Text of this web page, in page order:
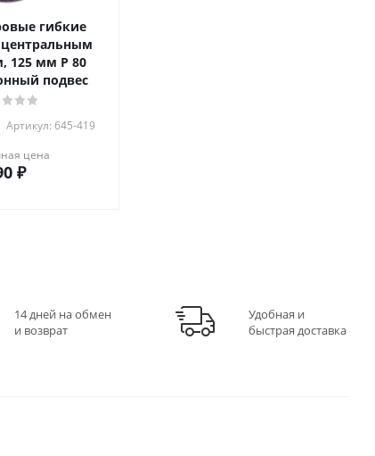
гибкие
мм P 80
подвес
Артикул: 645-419
цена
₽
14 дней на обмен
и возврат
Удобная и
быстрая доставка